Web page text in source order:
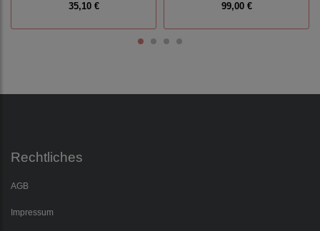
35,10 € 99,00 €
Rechtliches
AGB
Impressum